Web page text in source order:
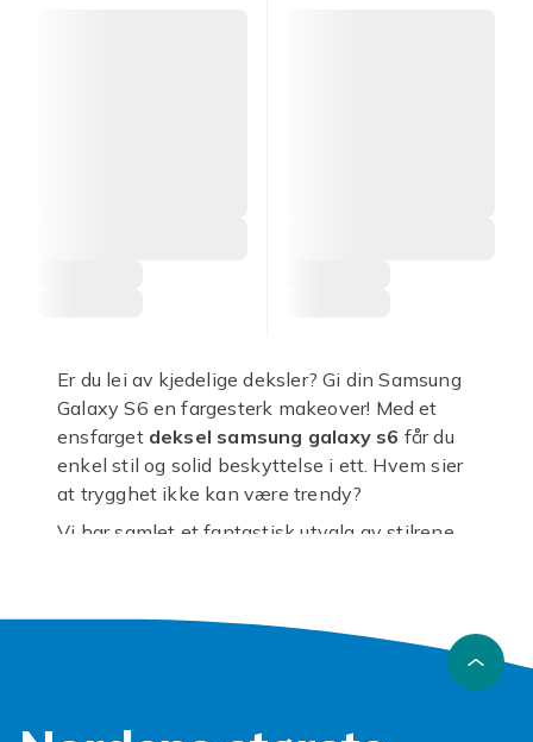
Er du lei av kjedelige deksler? Gi din Samsung
Galaxy S6 en fargesterk makeover! Med et
ensfarget deksel samsung galaxy s6 får du
enkel stil og solid beskyttelse i ett. Hvem sier
at trygghet ikke kan være trendy?
Vi har samlet et fantastisk utvalg av stilrene
en diskret matt finish, en glansfull overflate
eller en frisk pastellfarge, finner du garantert
pynt; det fungerer som et skjold mot riper, støt